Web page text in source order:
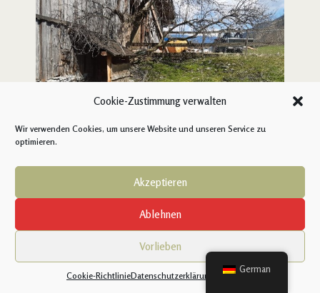
Cookie-Zustimmung verwalten
Wir verwenden Cookies, um unsere Website und unseren Service zu
optimieren.
Akzeptieren
Ablehnen
Vorlieben
Cookie-RichtlinieDatenschutzerklärung Impressum
German